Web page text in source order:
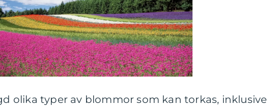
olika typer av blommor som kan torkas, inklusive